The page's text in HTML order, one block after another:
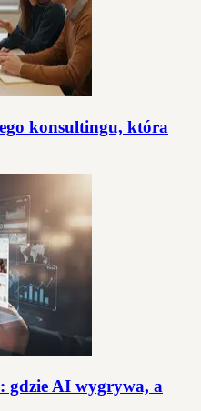
konsultingu, która
gdzie AI wygrywa, a